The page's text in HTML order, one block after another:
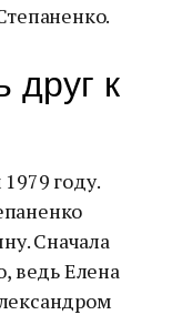
друг к
году.
Сначала
ведь Елена